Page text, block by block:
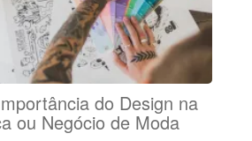
do Design na
ou Negócio de Moda